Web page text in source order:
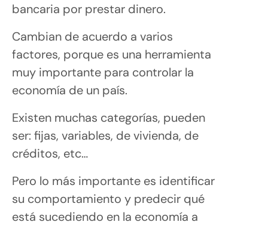
bancaria por prestar dinero.
Cambian de acuerdo a varios
factores, porque es una herramienta
muy importante para controlar la
economía de un país.
Existen muchas categorías, pueden
ser: fijas, variables, de vivienda, de
créditos, etc…
Pero lo más importante es identificar
su comportamiento y predecir qué
está sucediendo en la economía a